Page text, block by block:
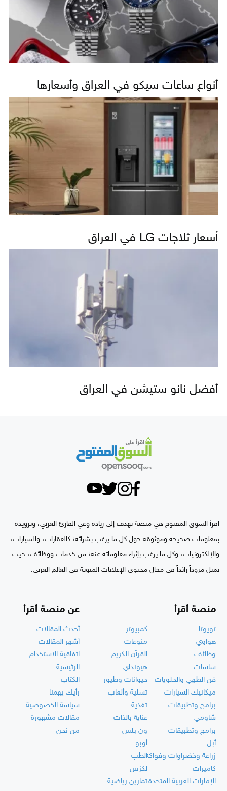
أنواع ساعات سيكو في العراق وأسعارها
أسعار ثلاجات LG في العراق
أفضل نانو ستيشن في العراق
اقرأ السوق المفتوح هي منصة تهدف إلى زيادة وعي القارئ العربي، وتزويده
بمعلومات صحيحة وموثوقة حول كل ما يرغب بشرائه؛ كالعقارات، والسيارات،
والإلكترونيات، وكل ما يرغب بإثراء معلوماته عنه؛ من خدمات ووظائف، حيث
يمثل مزوداً رائداً في مجال محتوى الإعلانات المبوبة في العالم العربي.
منصة أقرأ
تويوتا
كمبيوتر
هواوي
منوعات
وظائف
القرآن الكريم
شاشات
هيونداي
فن الطهي والحلويات
حيوانات وطيور
ميكانيك السيارات
تسلية وألعاب
برامج وتطبيقات
تغذية
شاومي
عناية بالذات
برامج وتطبيقات
ون بلس
أبل
أوبو
زراعة وخضراوات وفواكهالطب
كاميرات
لكزس
الإمارات العربية المتحدةتمارين رياضية
عن منصة أقرأ
أحدث المقالات
أشهر المقالات
اتفاقية الاستخدام
الرئيسية
الكتاب
رأيك يهمنا
سياسة الخصوصية
مقالات مشهورة
من نحن